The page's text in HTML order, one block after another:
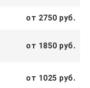
от 2750 руб.
от 1850 руб.
от 1025 руб.